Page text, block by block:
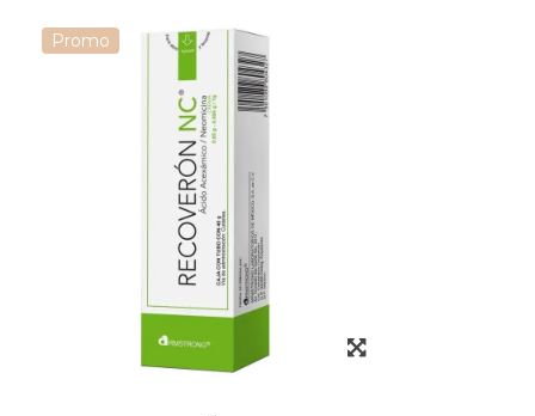
Promo